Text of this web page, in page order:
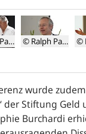
© Ralph Paas
© Ralph Paas
wurde
der Stiftung Geld
Burchardi